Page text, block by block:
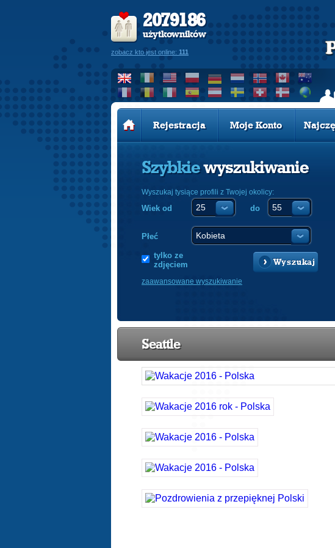
2079186
użytkowników
zobacz kto jest online: 111
Rejestracja Moje Konto
Szybkiewyszukiwanie
Wyszukaj tysiące profili z Twojej okolicy:
Wiek od do
Płeć
tylko ze
zdjęciem
Wyszukaj
zaawansowane wyszukiwanie
Seattle